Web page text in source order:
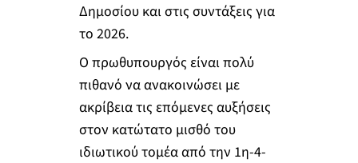
Δημοσίου και στις συντάξεις για
το 2026.
Ο πρωθυπουργός είναι πολύ
πιθανό να ανακοινώσει με
ακρίβεια τις επόμενες αυξήσεις
στον κατώτατο μισθό του
ιδιωτικού τομέα από την 1η-4-